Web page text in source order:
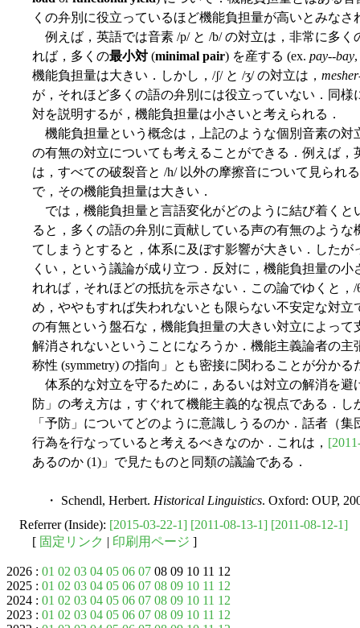
くの弁別に役立っているほど機能負担量が高いとみなさ
例えば，英語では音素 /p/ と /b/ の対立は，非常に多
れば，多くの最小対 (minimal pair) を産する (ex. pay--bay,
機能負担量は大きい．しかし，/ʃ/ と /ʒ/ の対立は， mesher
が，それほど多くの語の弁別には役立っていない．同様
対を説明するが，機能負担量は小さいと考えられる．
機能負担量という概念は，上記のような個別音素の対
の有無の対立についても考えることができる．例えば，
は，すべての破裂音と /h/ 以外の摩擦音について見られ
で，その機能負担量は大きい．
では，機能負担量と言語変化がどのように結び着くと
ると，多くの語の弁別に貢献している声の有無のよう
てしまうとすると，体系に及ぼす影響が大きい．した
くい，という議論が成り立つ．反対に，機能負担量の
れれば，それほどの抵抗を示さない．この論でゆくと，
め，ややもすれば失われないとも限らない不安定な対
の有無という盤石な，機能負担量の大きい対立によっ
解消されないということになろうか．機能主義論者の
称性 (symmetry) の指向」とも密接に関わることが分かる
体系的な対立を守るために，あるいは対立の解消を避
防」の考え方は，すぐれて機能主義的な視点である．
「予防」についてどのように意識しうるのか．話者（
行為を行なっていると考えるべきなのか．これは，
あるのか (1)」で見たものと同類の議論である．
・ Schendl, Herbert. Historical Linguistics. Oxford: OUP,
Referrer (Inside): [2015-03-22-1] [2011-08-13-1] [2011-08-12-1]
[ 固定リンク | 印刷用ページ ]
2026 : 01 02 03 04 05 06 07 08 09 10 11 12
2025 : 01 02 03 04 05 06 07 08 09 10 11 12
2024 : 01 02 03 04 05 06 07 08 09 10 11 12
2023 : 01 02 03 04 05 06 07 08 09 10 11 12